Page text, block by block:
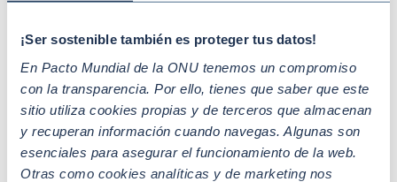
¡Ser sostenible también es proteger tus datos!
En Pacto Mundial de la ONU tenemos un compromiso
con la transparencia. Por ello, tienes que saber que este
sitio utiliza cookies propias y de terceros que almacenan
y recuperan información cuando navegas. Algunas son
esenciales para asegurar el funcionamiento de la web.
Otras como cookies analíticas y de marketing nos